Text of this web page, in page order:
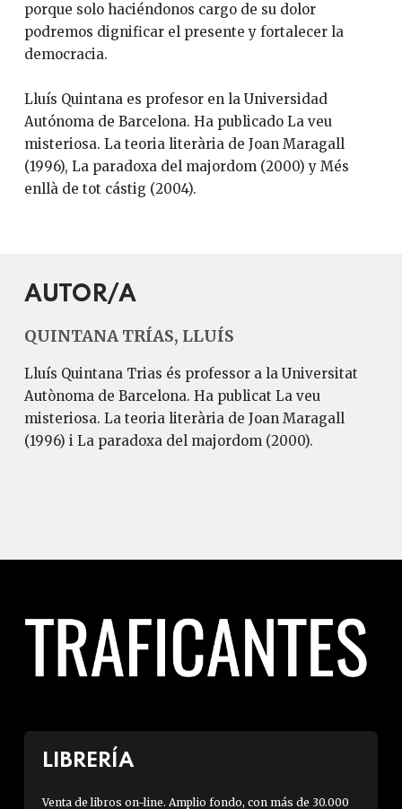
porque solo haciéndonos cargo de su dolor
podremos dignificar el presente y fortalecer la
democracia.
Lluís Quintana es profesor en la Universidad
Autónoma de Barcelona. Ha publicado La veu
misteriosa. La teoria literària de Joan Maragall
(1996), La paradoxa del majordom (2000) y Més
enllà de tot cástig (2004).
AUTOR/A
QUINTANA TRÍAS, LLUÍS
Lluís Quintana Trias és professor a la Universitat
Autònoma de Barcelona. Ha publicat La veu
misteriosa. La teoria literària de Joan Maragall
(1996) i La paradoxa del majordom (2000).
LIBRERÍA
Venta de libros on-line. Amplio fondo, con más de 30.000